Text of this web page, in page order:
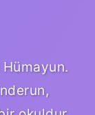
Hümayun.